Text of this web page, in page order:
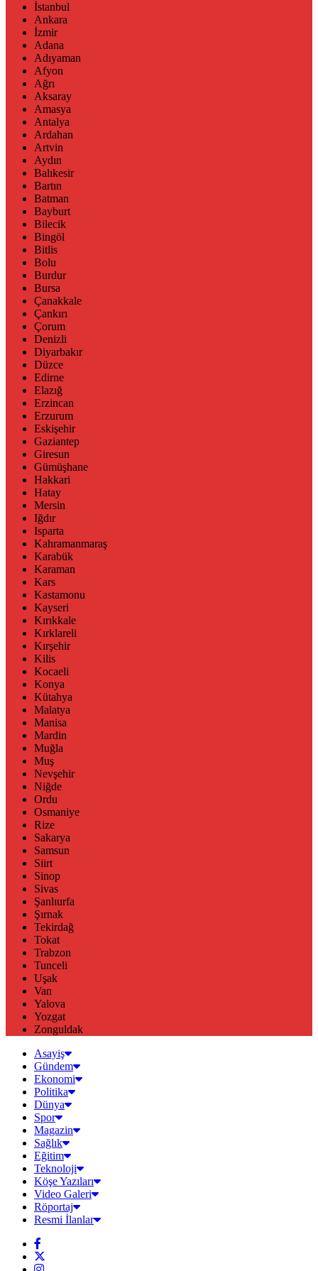
İstanbul
Ankara
İzmir
Adana
Adıyaman
Afyon
Ağrı
Aksaray
Amasya
Antalya
Ardahan
Artvin
Aydın
Balıkesir
Bartın
Batman
Bayburt
Bilecik
Bingöl
Bitlis
Bolu
Burdur
Bursa
Çanakkale
Çankırı
Çorum
Denizli
Diyarbakır
Düzce
Edirne
Elazığ
Erzincan
Erzurum
Eskişehir
Gaziantep
Giresun
Gümüşhane
Hakkari
Hatay
Mersin
Iğdır
Isparta
Kahramanmaraş
Karabük
Karaman
Kars
Kastamonu
Kayseri
Kırıkkale
Kırklareli
Kırşehir
Kilis
Kocaeli
Konya
Kütahya
Malatya
Manisa
Mardin
Muğla
Muş
Nevşehir
Niğde
Ordu
Osmaniye
Rize
Sakarya
Samsun
Siirt
Sinop
Sivas
Şanlıurfa
Şırnak
Tekirdağ
Tokat
Trabzon
Tunceli
Uşak
Van
Yalova
Yozgat
Zonguldak
Asayiş
Gündem
Ekonomi
Politika
Dünya
Spor
Magazin
Sağlık
Eğitim
Teknoloji
Köşe Yazıları
Video Galeri
Röportaj
Resmi İlanlar